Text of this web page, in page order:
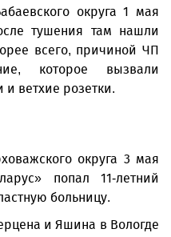
округа 1 мая
тушения там нашли
всего, причиной ЧП
которое вызвали
и ветхие розетки.
округа 3 мая
попал 11-летний
больницу.
и Яшина в Вологде